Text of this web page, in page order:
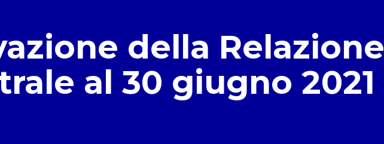
della Relazione
al 30 giugno 2021